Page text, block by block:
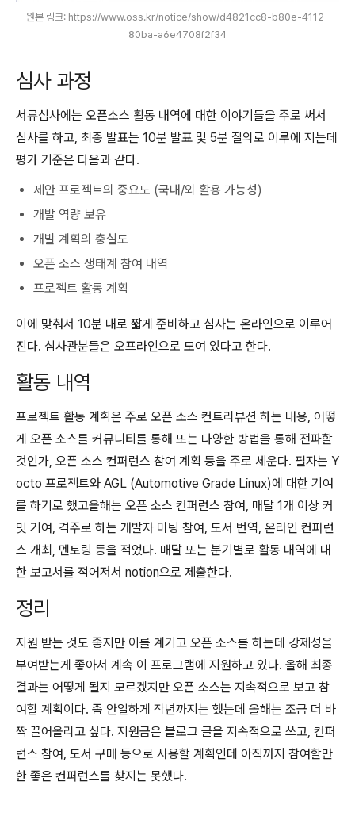
원본 링크: https://www.oss.kr/notice/show/d4821cc8-b80e-4112-
80ba-a6e4708f2f34
심사 과정
서류심사에는 오픈소스 활동 내역에 대한 이야기들을 주로 써서
심사를 하고, 최종 발표는 10분 발표 및 5분 질의로 이루에 지는데
평가 기준은 다음과 같다.
제안 프로젝트의 중요도 (국내/외 활용 가능성)
개발 역량 보유
개발 계획의 충실도
오픈 소스 생태계 참여 내역
프로젝트 활동 계획
이에 맞춰서 10분 내로 짧게 준비하고 심사는 온라인으로 이루어
진다. 심사관분들은 오프라인으로 모여 있다고 한다.
활동 내역
프로젝트 활동 계획은 주로 오픈 소스 컨트리뷰션 하는 내용, 어떻
게 오픈 소스를 커뮤니티를 통해 또는 다양한 방법을 통해 전파할
것인가, 오픈 소스 컨퍼런스 참여 계획 등을 주로 세운다. 필자는 Y
octo 프로젝트와 AGL (Automotive Grade Linux)에 대한 기여
를 하기로 했고올해는 오픈 소스 컨퍼런스 참여, 매달 1개 이상 커
밋 기여, 격주로 하는 개발자 미팅 참여, 도서 번역, 온라인 컨퍼런
스 개최, 멘토링 등을 적었다. 매달 또는 분기별로 활동 내역에 대
한 보고서를 적어저서 notion으로 제출한다.
정리
지원 받는 것도 좋지만 이를 계기고 오픈 소스를 하는데 강제성을
부여받는게 좋아서 계속 이 프로그램에 지원하고 있다. 올해 최종
결과는 어떻게 될지 모르겠지만 오픈 소스는 지속적으로 보고 참
여할 계획이다. 좀 안일하게 작년까지는 했는데 올해는 조금 더 바
짝 끌어올리고 싶다. 지원금은 블로그 글을 지속적으로 쓰고, 컨퍼
런스 참여, 도서 구매 등으로 사용할 계획인데 아직까지 참여할만
한 좋은 컨퍼런스를 찾지는 못했다.